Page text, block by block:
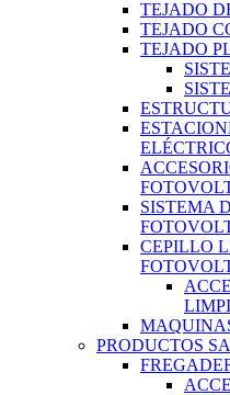
TEJADO
TEJADO
TEJADO
SISTEMA
CEPILLO
PRODUCTOS